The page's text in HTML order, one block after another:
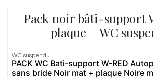
Pack noir bâti-support
plaque + WC
Meilleur
prix
WC suspendu
PACK WC Bati-support W-RED
sans bride Noir mat + plaque Noire